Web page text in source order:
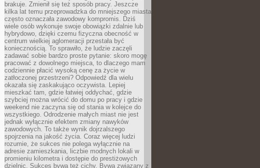
brakuje. Zmienił się też sposób pracy. Jeszcze
kilka lat temu przeprowadzka do mniejszego miasta
często oznaczała zawodowy kompromis. Dziś
wiele osób wykonuje swoje obowiązki zdalnie lub
hybrydowo, dzięki czemu fizyczna obecność w
centrum wielkiej aglomeracji przestała być
koniecznością. To sprawiło, że ludzie zaczęli
zadawać sobie bardzo proste pytanie: skoro mogę
pracować z dowolnego miejsca, to dlaczego mam
codziennie płacić wysoką cenę za życie w
zatłoczonej przestrzeni? Odpowiedź dla wielu
okazała się zaskakująco oczywista. Lepiej
mieszkać tam, gdzie łatwiej oddychać, gdzie
szybciej można wrócić do domu po pracy i gdzie
weekend nie zaczyna się od stania w kolejce do
wszystkiego. Odrodzenie małych miast nie jest
jednak wyłącznie efektem zmiany nawyków
zawodowych. To także wynik dojrzalszego
spojrzenia na jakość życia. Coraz więcej ludzi
rozumie, że sukces nie polega wyłącznie na
adresie zamieszkania, liczbie modnych lokali w
promieniu kilometra i dostępie do prestiżowych
dzielnic. Sukces bywa też cichy. Bywa związany z